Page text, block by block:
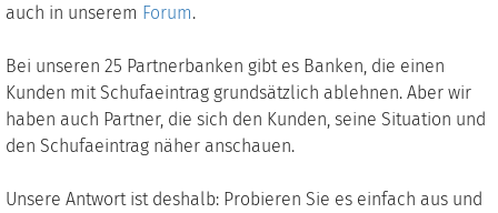
auch in unserem Forum.
Bei unseren 25 Partnerbanken gibt es Banken, die einen
Kunden mit Schufaeintrag grundsätzlich ablehnen. Aber wir
haben auch Partner, die sich den Kunden, seine Situation und
den Schufaeintrag näher anschauen.
Unsere Antwort ist deshalb: Probieren Sie es einfach aus und